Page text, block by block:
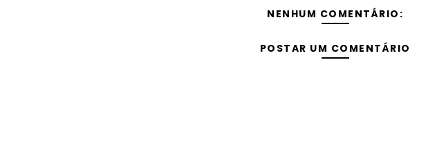
NENHUM COMENTÁRIO:
POSTAR UM COMENTÁRIO